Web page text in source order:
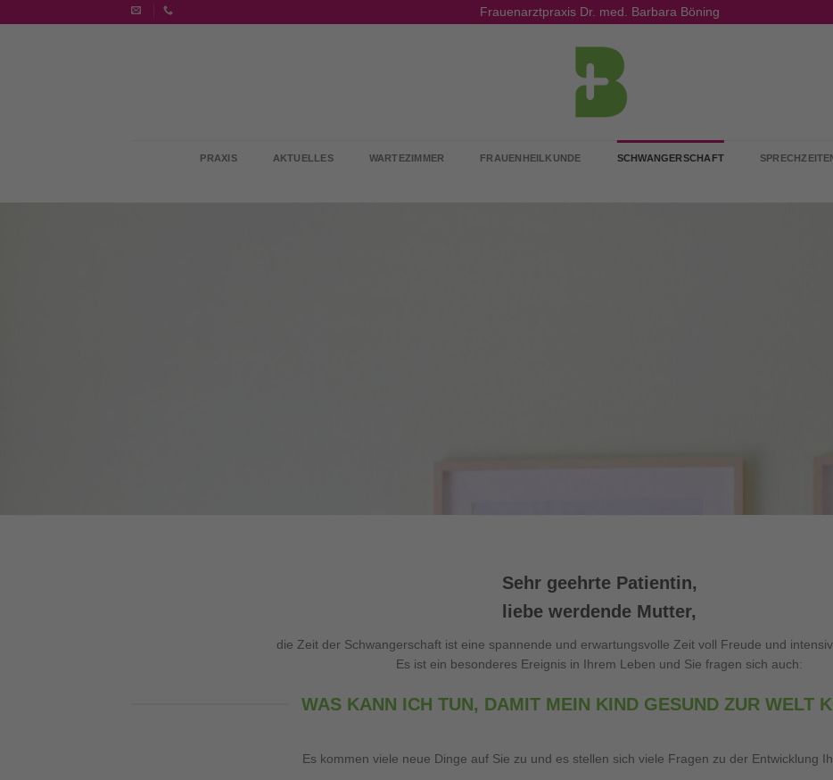
Frauenarztpraxis Dr. med. Barbara Böning
PRAXIS AKTUELLES WARTEZIMMER FRAUENHEILKUNDE SCHWANGERSCHAFT
Sehr geehrte Patientin,
liebe werdende Mutter,
die Zeit der Schwangerschaft ist eine spannende und erwartungsvolle Zeit voll Freude und
Es ist ein besonderes Ereignis in Ihrem Leben und Sie fragen sich auch:
WAS KANN ICH TUN, DAMIT MEIN KIND GESUND ZUR WELT
Es kommen viele neue Dinge auf Sie zu und es stellen sich viele Fragen zu der Entwicklung